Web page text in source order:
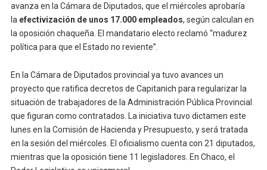
avanza en la Cámara de Diputados, que el miércoles aprobaría
la efectivización de unos 17.000 empleados, según calculan en
la oposición chaqueña. El mandatario electo reclamó “madurez
política para que el Estado no reviente”.
En la Cámara de Diputados provincial ya tuvo avances un
proyecto que ratifica decretos de Capitanich para regularizar la
situación de trabajadores de la Administración Pública Provincial
que figuran como contratados. La iniciativa tuvo dictamen este
lunes en la Comisión de Hacienda y Presupuesto, y será tratada
en la sesión del miércoles. El oficialismo cuenta con 21 diputados,
mientras que la oposición tiene 11 legisladores. En Chaco, el